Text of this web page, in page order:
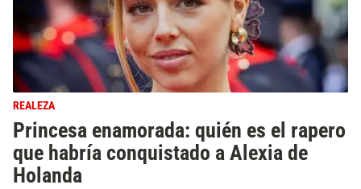
REALEZA
Princesa enamorada: quién es el rapero
que habría conquistado a Alexia de
Holanda